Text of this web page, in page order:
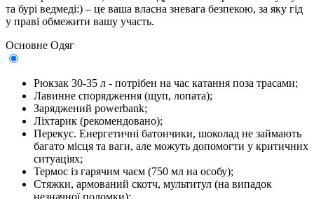
та бурі ведмеді:) – це ваша власна зневага безпекою, за яку гід
у праві обмежити вашу участь.
Основне Одяг
Рюкзак 30-35 л - потрібен на час катання поза трасами;
Лавинне спорядження (щуп, лопата);
Заряджений powerbank;
Ліхтарик (рекомендовано);
Перекус. Енергетичні батончики, шоколад не займають
багато місця та ваги, але можуть допомогти у критичних
ситуаціях;
Термос із гарячим чаєм (750 мл на особу);
Стяжки, армований скотч, мультитул (на випадок
незначної поломки);